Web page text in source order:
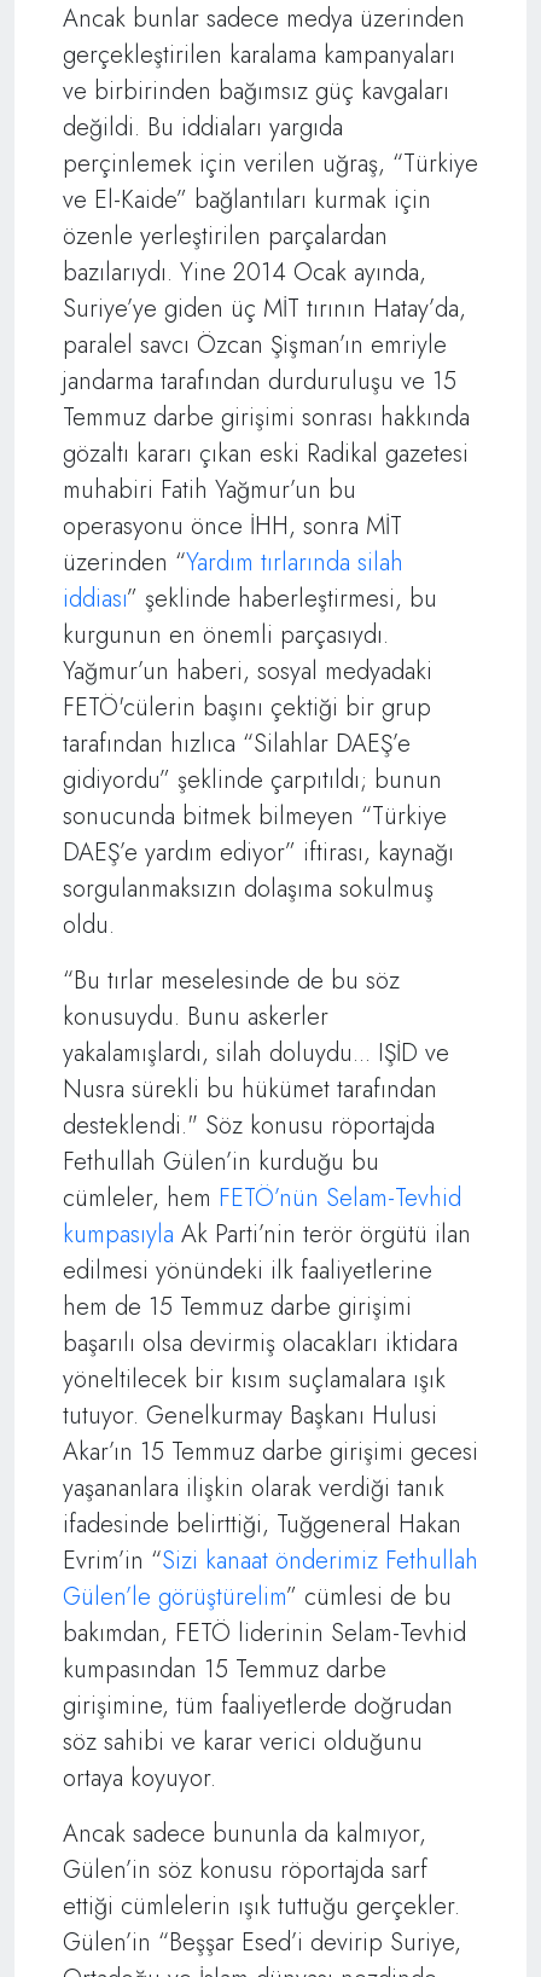
Ancak bunlar sadece medya üzerinden
gerçekleştirilen karalama kampanyaları
ve birbirinden bağımsız güç kavgaları
değildi. Bu iddiaları yargıda
perçinlemek için verilen uğraş, “Türkiye
ve El-Kaide” bağlantıları kurmak için
özenle yerleştirilen parçalardan
bazılarıydı. Yine 2014 Ocak ayında,
Suriye’ye giden üç MİT tırının Hatay’da,
paralel savcı Özcan Şişman’ın emriyle
jandarma tarafından durduruluşu ve 15
Temmuz darbe girişimi sonrası hakkında
gözaltı kararı çıkan eski Radikal gazetesi
muhabiri Fatih Yağmur’un bu
operasyonu önce İHH, sonra MİT
üzerinden “Yardım tırlarında silah
iddiası” şeklinde haberleştirmesi, bu
kurgunun en önemli parçasıydı.
Yağmur’un haberi, sosyal medyadaki
FETÖ'cülerin başını çektiği bir grup
tarafından hızlıca “Silahlar DAEŞ’e
gidiyordu” şeklinde çarpıtıldı; bunun
sonucunda bitmek bilmeyen “Türkiye
DAEŞ’e yardım ediyor” iftirası, kaynağı
sorgulanmaksızın dolaşıma sokulmuş
oldu.
“Bu tırlar meselesinde de bu söz
konusuydu. Bunu askerler
yakalamışlardı, silah doluydu... IŞİD ve
Nusra sürekli bu hükümet tarafından
desteklendi." Söz konusu röportajda
Fethullah Gülen’in kurduğu bu
cümleler, hem FETÖ’nün Selam-Tevhid
kumpasıyla Ak Parti’nin terör örgütü ilan
edilmesi yönündeki ilk faaliyetlerine
hem de 15 Temmuz darbe girişimi
başarılı olsa devirmiş olacakları iktidara
yöneltilecek bir kısım suçlamalara ışık
tutuyor. Genelkurmay Başkanı Hulusi
Akar’ın 15 Temmuz darbe girişimi gecesi
yaşananlara ilişkin olarak verdiği tanık
ifadesinde belirttiği, Tuğgeneral Hakan
Evrim’in “Sizi kanaat önderimiz Fethullah
Gülen’le görüştürelim” cümlesi de bu
bakımdan, FETÖ liderinin Selam-Tevhid
kumpasından 15 Temmuz darbe
girişimine, tüm faaliyetlerde doğrudan
söz sahibi ve karar verici olduğunu
ortaya koyuyor.
Ancak sadece bununla da kalmıyor,
Gülen’in söz konusu röportajda sarf
ettiği cümlelerin ışık tuttuğu gerçekler.
Gülen’in “Beşşar Esed’i devirip Suriye,